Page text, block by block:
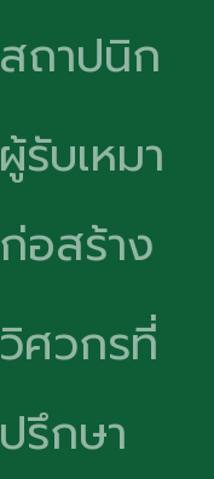
สถาปนิก
ผู้รับเหมา
ก่อสร้าง
วิศวกรที่
ปรึกษา